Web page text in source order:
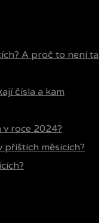
A proč to není ta
čísla a kam
roce 2024?
příštích měsících?